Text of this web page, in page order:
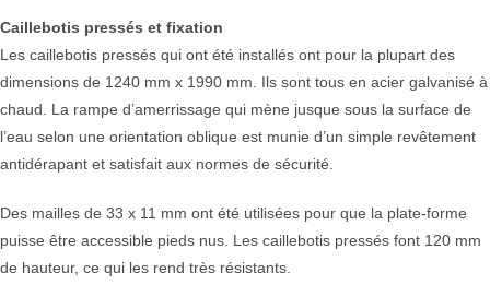
Caillebotis pressés et fixation
Les caillebotis pressés qui ont été installés ont pour la plupart des
dimensions de 1240 mm x 1990 mm. Ils sont tous en acier galvanisé à
chaud. La rampe d’amerrissage qui mène jusque sous la surface de
l’eau selon une orientation oblique est munie d’un simple revêtement
antidérapant et satisfait aux normes de sécurité.
Des mailles de 33 x 11 mm ont été utilisées pour que la plate-forme
puisse être accessible pieds nus. Les caillebotis pressés font 120 mm
de hauteur, ce qui les rend très résistants.